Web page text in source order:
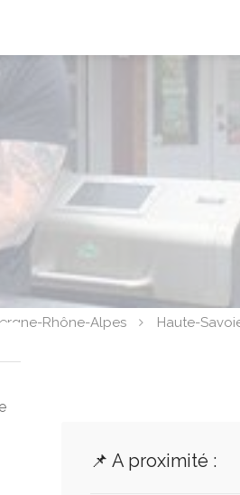
Rhône-Alpes Haute-
📌 A proximité :